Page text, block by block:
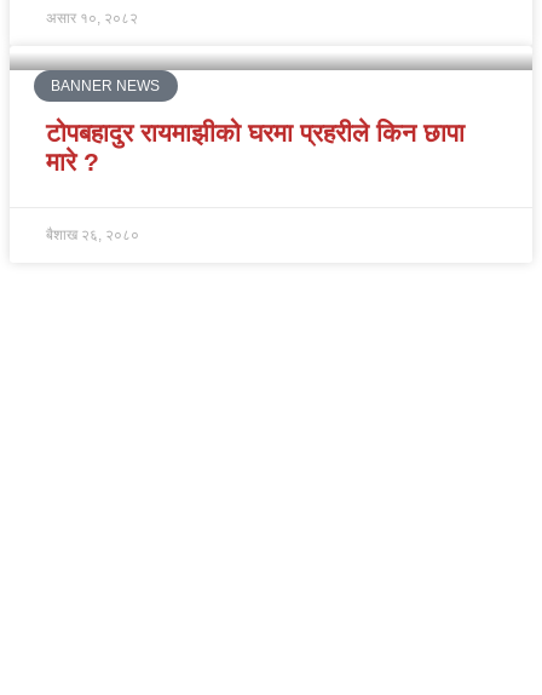
असार १०, २०८२
BANNER NEWS
टोपबहादुर रायमाझीको घरमा प्रहरीले किन छापा
मारे ?
बैशाख २६, २०८०